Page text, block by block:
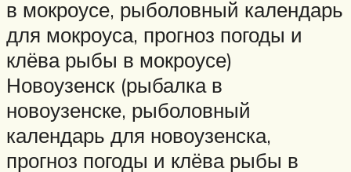
в мокроусе, рыболовный календарь
для мокроуса, прогноз погоды и
клёва рыбы в мокроусе)
Новоузенск (рыбалка в
новоузенске, рыболовный
календарь для новоузенска,
прогноз погоды и клёва рыбы в